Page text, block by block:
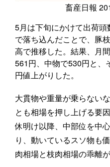
畜産日報
5月は下旬にかけて出荷
で落ち込んだことで、豚
高で推移した。結果、月
561円、中物で530円と、
円値上がりした。
大貫物や重量が乗らない
とも相場を押し上げる要
休明け以降、中部位を中
り、動いているスソ物も
肉相場と枝肉相場の乖離